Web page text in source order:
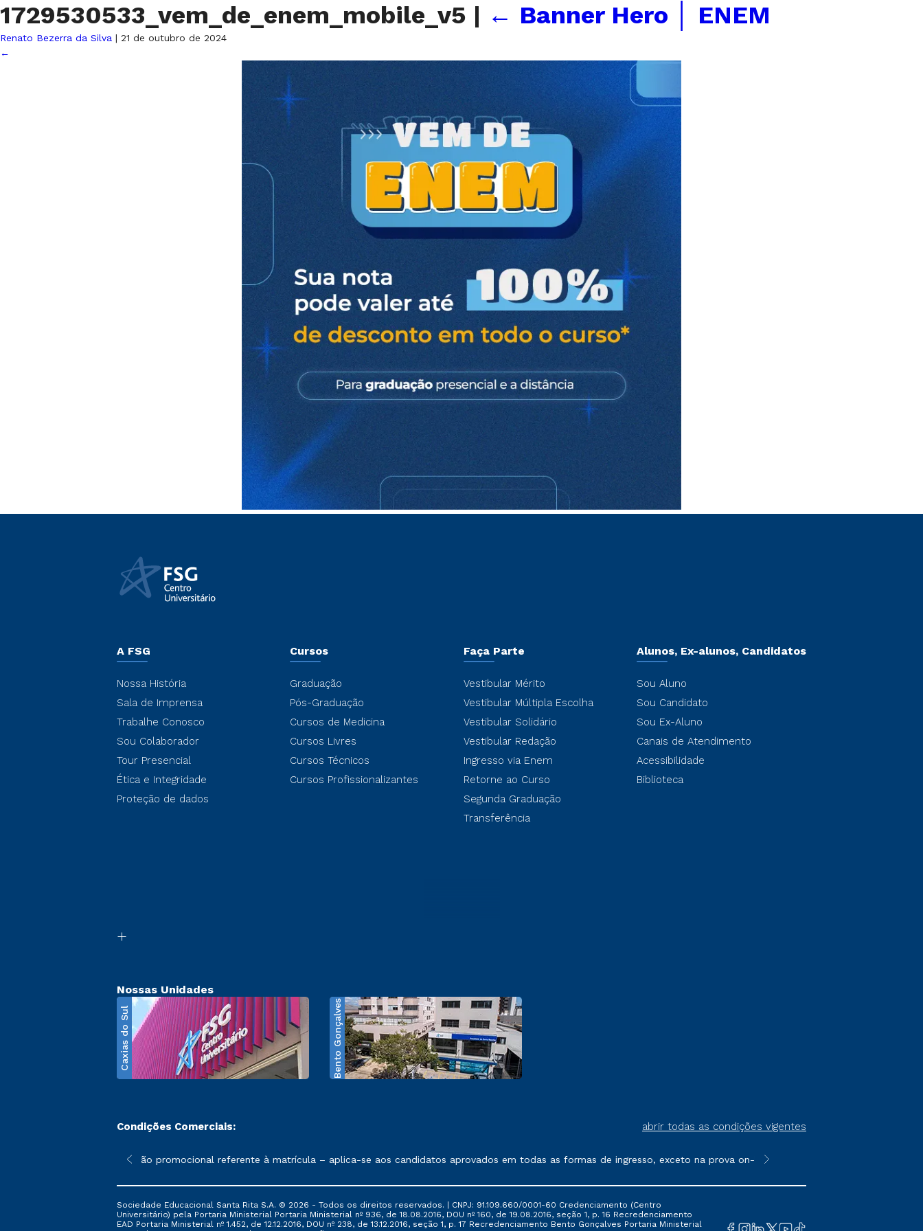
1729530533_vem_de_enem_mobile_v5 | ← Banner Hero │ ENEM
Renato Bezerra da Silva | 21 de outubro de 2024
←
A FSG
Nossa História
Sala de Imprensa
Trabalhe Conosco
Sou Colaborador
Tour Presencial
Ética e Integridade
Proteção de dados
Cursos
Graduação
Pós-Graduação
Cursos de Medicina
Cursos Livres
Cursos Técnicos
Cursos Profissionalizantes
Faça Parte
Vestibular Mérito
Vestibular Múltipla Escolha
Vestibular Solidário
Vestibular Redação
Ingresso via Enem
Retorne ao Curso
Segunda Graduação
Transferência
Alunos, Ex-alunos, Candidatos
Sou Aluno
Sou Candidato
Sou Ex-Aluno
Canais de Atendimento
Acessibilidade
Biblioteca
Nossas Unidades
Caxias do Sul Bento Gonçalves
Condições Comerciais: abrir todas as condições vigentes
sofrer alterações nos períodos de rematrícula conforme exposto no contrato de prestação de serviços.
*A condição promocional referente à matrícula – aplica-se aos candidatos aprovados em todas as formas de ingresso, exceto na prova on-line ou agendada, que ofertam
**Semipresencial é um formato do
Sociedade Educacional Santa Rita S.A. © 2026 - Todos os direitos reservados. | CNPJ: 91.109.660/0001-60 Credenciamento (Centro
Universitário) pela Portaria Ministerial Portaria Ministerial nº 936, de 18.08.2016, DOU nº 160, de 19.08.2016, seção 1, p. 16 Recredenciamento
EAD Portaria Ministerial nº 1.452, de 12.12.2016, DOU nº 238, de 13.12.2016, seção 1, p. 17 Recredenciamento Bento Gonçalves Portaria Ministerial